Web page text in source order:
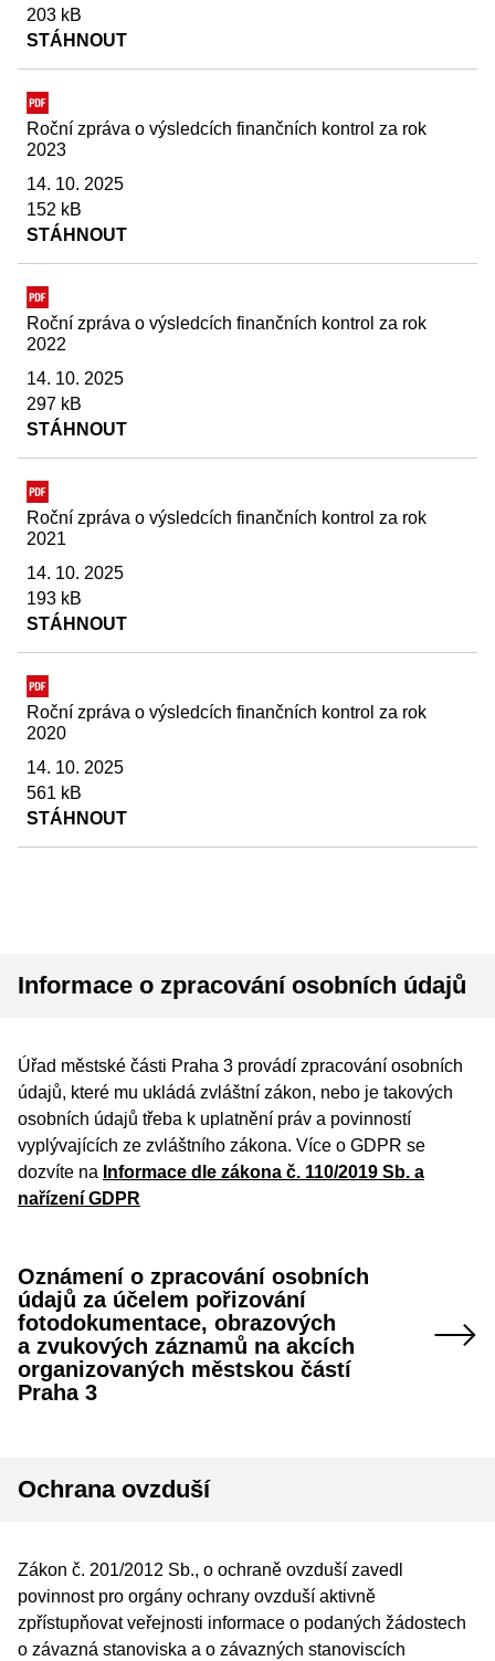
203 kB
STÁHNOUT
Roční zpráva o výsledcích finančních kontrol za rok
2023
14. 10. 2025
152 kB
STÁHNOUT
Roční zpráva o výsledcích finančních kontrol za rok
2022
14. 10. 2025
297 kB
STÁHNOUT
Roční zpráva o výsledcích finančních kontrol za rok
2021
14. 10. 2025
193 kB
STÁHNOUT
Roční zpráva o výsledcích finančních kontrol za rok
2020
14. 10. 2025
561 kB
STÁHNOUT
Informace o zpracování osobních údajů
Úřad městské části Praha 3 provádí zpracování osobních
údajů, které mu ukládá zvláštní zákon, nebo je takových
osobních údajů třeba k uplatnění práv a povinností
vyplývajících ze zvláštního zákona. Více o GDPR se
dozvíte na Informace dle zákona č. 110/2019 Sb. a
nařízení GDPR
Oznámení o zpracování osobních
údajů za účelem pořizování
fotodokumentace, obrazových
a zvukových záznamů na akcích
organizovaných městskou částí
Praha 3
Ochrana ovzduší
Zákon č. 201/2012 Sb., o ochraně ovzduší zavedl
povinnost pro orgány ochrany ovzduší aktivně
zpřístupňovat veřejnosti informace o podaných žádostech
o závazná stanoviska a o závazných stanoviscích